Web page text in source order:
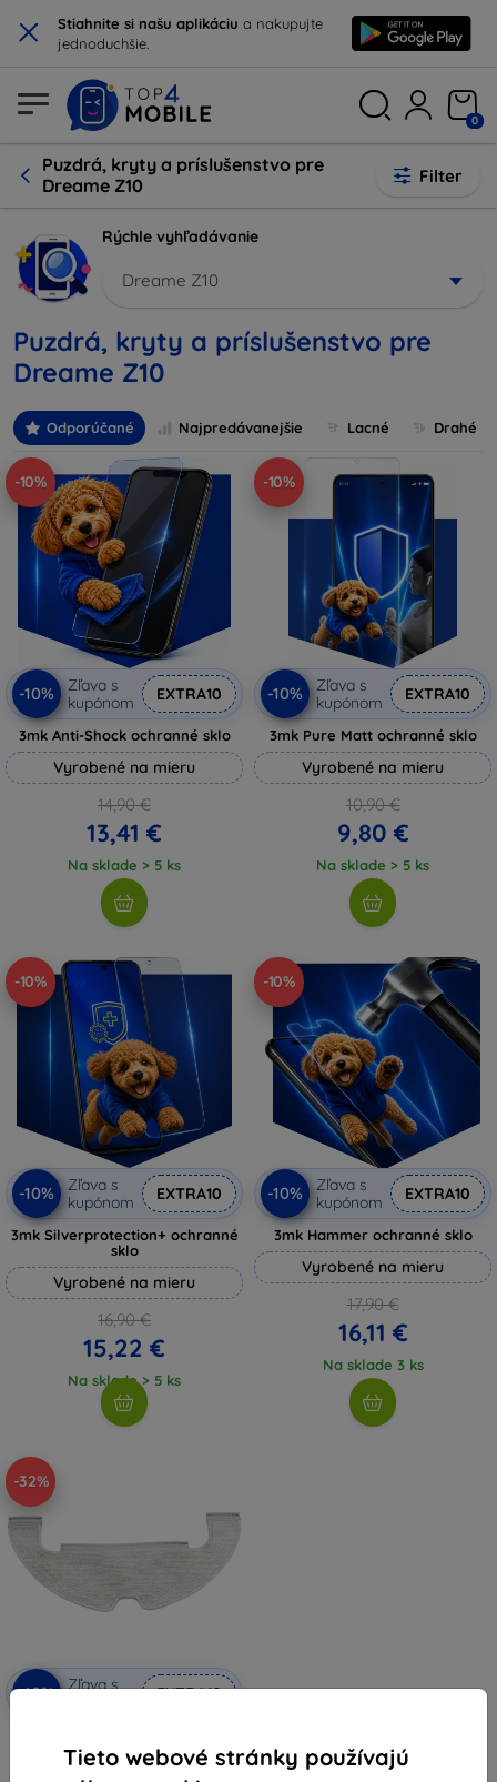
× Stiahnite si našu aplikáciu a nakupujte
jednoduchšie.
Tieto webové stránky používajú
0
Puzdrá, kryty a príslušenstvo pre
Dreame Z10
Filter
Rýchle vyhľadávanie
Dreame Z10
Puzdrá, kryty a príslušenstvo pre
Dreame Z10
Odporúčané Najpredávanejšie Lacné Drahé
-10%
-10%
Zľava s
kupónom
EXTRA10
3mk Anti-Shock ochranné sklo
Vyrobené na mieru
14,90 €
13,41 €
Na sklade > 5 ks
-10%
-10%
Zľava s
kupónom
EXTRA10
3mk Pure Matt ochranné sklo
Vyrobené na mieru
10,90 €
9,80 €
Na sklade > 5 ks
-10%
-10%
Zľava s
kupónom
EXTRA10
3mk Silverprotection+ ochranné
sklo
Vyrobené na mieru
16,90 €
15,22 €
Na sklade > 5 ks
-10%
-10%
Zľava s
kupónom
EXTRA10
3mk Hammer ochranné sklo
Vyrobené na mieru
17,90 €
16,11 €
Na sklade 3 ks
-32%
-10%
Zľava s
EXTRA10
6,90 €